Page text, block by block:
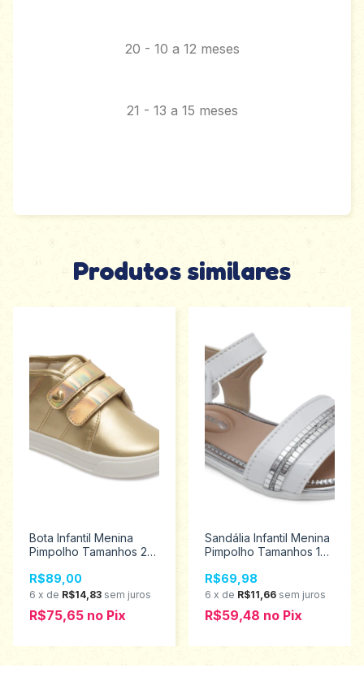
20 - 10 a 12 meses
21 - 13 a 15 meses
Produtos similares
Bota Infantil Menina
Pimpolho Tamanhos 22
R$89,00
6 x de R$14,83 sem juros
R$75,65 no Pix
Sandália Infantil Menina
Pimpolho Tamanhos 16
R$69,98
6 x de R$11,66 sem juros
R$59,48 no Pix